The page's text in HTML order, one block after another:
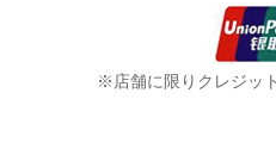
※店舗に限りクレジッ